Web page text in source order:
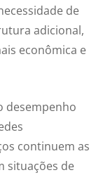
de
adicional,
econômica e
desempenho
continuem as
situações de